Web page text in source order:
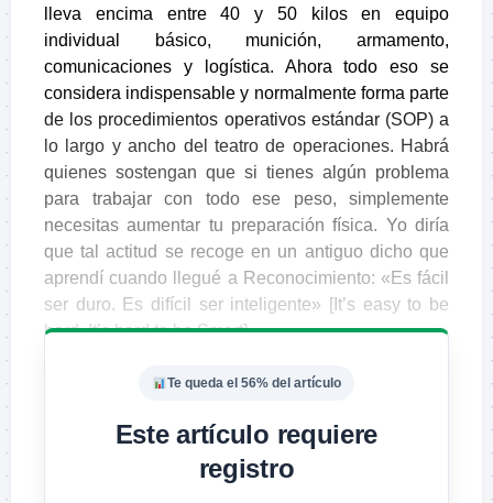
lleva encima entre 40 y 50 kilos en equipo
individual básico, munición, armamento,
comunicaciones y logística. Ahora todo eso se
considera indispensable y normalmente forma parte
de los procedimientos operativos estándar (SOP) a
lo largo y ancho del teatro de operaciones. Habrá
quienes sostengan que si tienes algún problema
para trabajar con todo ese peso, simplemente
necesitas aumentar tu preparación física. Yo diría
que tal actitud se recoge en un antiguo dicho que
aprendí cuando llegué a Reconocimiento: «Es fácil
ser duro. Es difícil ser inteligente» [It’s easy to be
hard. It’s hard to be Smart].
Te queda el 56% del artículo
Este artículo requiere
registro